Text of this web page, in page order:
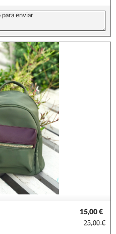
15,00 €
25,00 €